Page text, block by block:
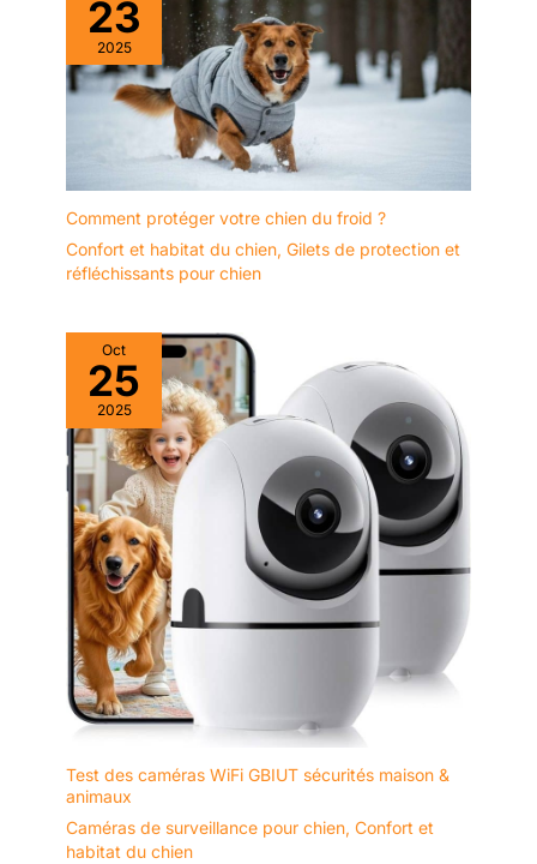
23
2025
Comment protéger votre chien du froid ?
Confort et habitat du chien, Gilets de protection et
réfléchissants pour chien
Oct
25
2025
Test des caméras WiFi GBIUT sécurités maison &
animaux
Caméras de surveillance pour chien, Confort et
habitat du chien